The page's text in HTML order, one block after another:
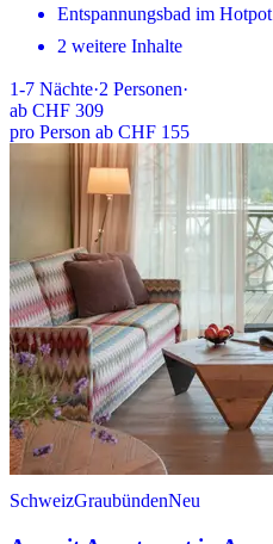
Entspannungsbad im Hotpot
2 weitere Inhalte
1-7 Nächte·2 Personen·
ab CHF 309
pro Person ab CHF 155
SchweizGraubündenNeu